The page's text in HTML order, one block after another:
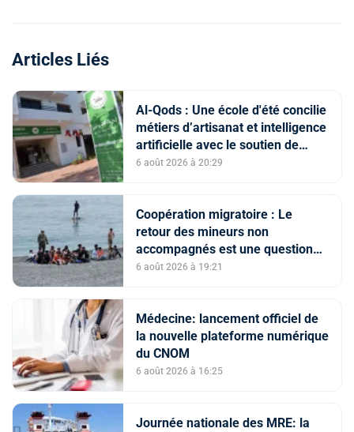
Articles Liés
Al-Qods : Une école d'été concilie
métiers d’artisanat et intelligence
artificielle avec le soutien de
l'Agence Bayt Mal Al-Qods
6 août 2026 à 20:29
Coopération migratoire : Le
retour des mineurs non
accompagnés est une question
de principe basée sur les Hautes
6 août 2026 à 19:21
Médecine: lancement officiel de
la nouvelle plateforme numérique
du CNOM
6 août 2026 à 16:25
Journée nationale des MRE: la